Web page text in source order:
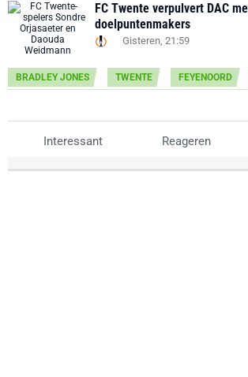
FC Twente verpulvert DAC
doelpuntenmakers
Gisteren, 21:59
BRADLEY JONES TWENTE FEYENOORD
Interessant Reageren